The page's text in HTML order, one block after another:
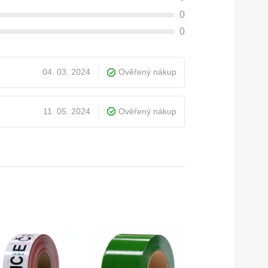
0
0
04. 03. 2024 Ověřený nákup
11. 05. 2024 Ověřený nákup